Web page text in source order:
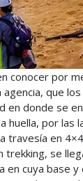
conocer por
que
en donde se
huella, por las
travesía en
trekking, se
en cuya base